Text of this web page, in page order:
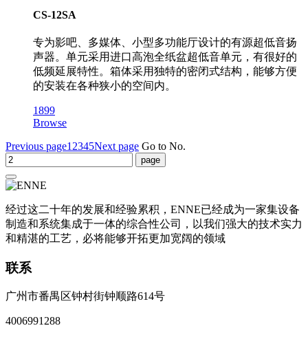
CS-12SA
专为影吧、多媒体、小型多功能厅设计的有源超低音扬
声器。单元采用进口高泡全纸盆超低音单元，有很好的
低频延展特性。箱体采用独特的密闭式结构，能够方便
的安装在各种狭小的空间内。
1899
Browse
Previous page1 2345Next page Go to No.
经过这二十年的发展和经验累积，ENNE已经成为一家集设备
制造和系统集成于一体的综合性公司，以我们强大的技术实力
和精湛的工艺，必将能够开拓更加宽阔的领域
联系
广州市番禺区钟村街钟顺路614号
4006991288